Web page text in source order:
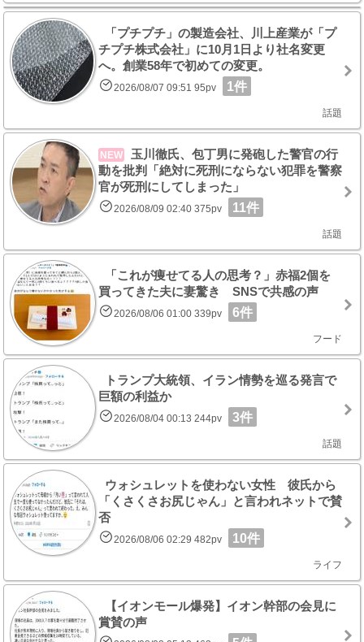
「プチプチ」の製造会社、川上産業が「プ
チプチ株式会社」に10月1日より社名変更
へ。創業58年で初めての変更。
2026/08/07 09:51 95pv 1件
話題
NEW
玉川徹氏、包丁男に発砲した警官の行
動を批判「絶対に死刑にならない犯罪を警察
官が死刑にしてしまった」
2026/08/09 02:40 375pv 11件
話題
「これが痩せてる人の思考？」赤福2個を
買ってきた夫に妻驚き SNSで共感の声
2026/08/06 01:00 339pv 6件
フード
トランプ大統領、イラン情勢を巡る発言で
巨額の利益か
2026/08/04 00:13 244pv 3件
話題
ウォシュレットを使わない女性 彼氏から
「くさくさお尻じゃん」と言われネットで賛
否
2026/08/06 02:29 482pv 10件
ライフ
【イオンモール爆発】イオン幹部の会見に
賞賛の声